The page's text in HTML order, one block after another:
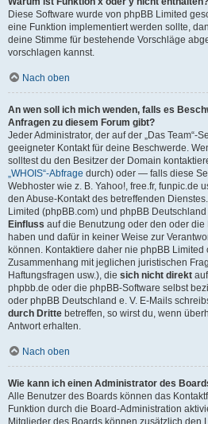
Diese Software wurde von phpBB Limited
eine Funktion implementiert werden sollte,
deine Stimme für bestehende Vorschläge
vorschlagen kannst.
Nach oben
An wen soll ich mich wenden, falls es
Anfragen zu diesem Forum gibt?
Jeder Administrator, der auf der „Das Team“-
geeigneter Kontakt für deine Beschwerde.
solltest du den Besitzer der Domain
„WHOIS“-Abfrage durch) oder — falls diese
Webhoster wie z. B. Yahoo!, free.fr, funpic.de
den Abuse-Kontakt des betreffenden
Limited (phpBB.com) und phpBB
Einfluss auf die Benutzung oder den oder
haben und dafür in keiner Weise zur
können. Kontaktiere daher nie phpBB
Zusammenhang mit jeglichen juristischen
Haftungsfragen usw.), die sich nicht direkt
phpbb.de oder die phpBB-Software selbst
oder phpBB Deutschland e. V. E-Mails
durch Dritte betreffen, so wirst du, wenn
Antwort erhalten.
Nach oben
Wie kann ich einen Administrator des
Alle Benutzer des Boards können das
Funktion durch die Board-Administration
Mitglieder des Boards können zusätzlich den